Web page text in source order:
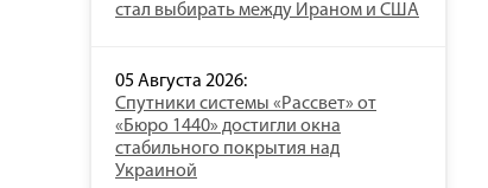
стал выбирать между Ираном и США
05 Августа 2026:
Спутники системы «Рассвет» от
«Бюро 1440» достигли окна
стабильного покрытия над
Украиной